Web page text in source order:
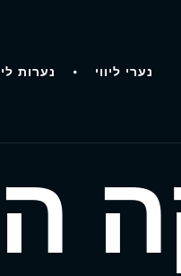
נערות נערי ליווי